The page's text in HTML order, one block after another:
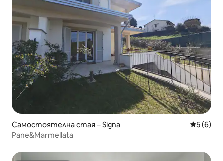
Самостоятелна стая – Signa Средна
5 (6)
Pane&Marmellata